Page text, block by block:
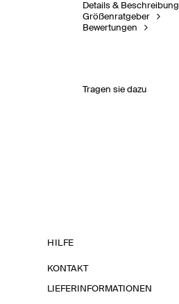
Details & Beschreibung
Größenratgeber
Bewertungen
Tragen sie dazu
HILFE
KONTAKT
LIEFERINFORMATIONEN